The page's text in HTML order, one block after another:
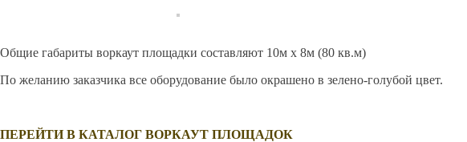
Общие габариты воркаут площадки составляют 10м х 8м (80 кв.м)
По желанию заказчика все оборудование было окрашено в зелено-голубой цвет.
ПЕРЕЙТИ В КАТАЛОГ ВОРКАУТ ПЛОЩАДОК